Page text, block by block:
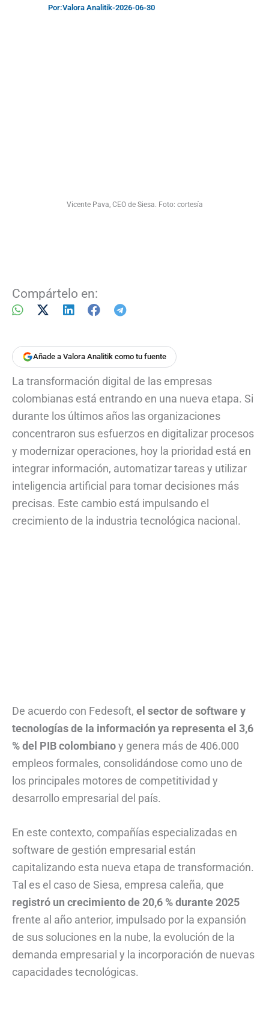
Por:Valora Analitik-2026-06-30
Vicente Pava, CEO de Siesa. Foto: cortesía
Compártelo en:
Añade a Valora Analitik como tu fuente
La transformación digital de las empresas
colombianas está entrando en una nueva etapa. Si
durante los últimos años las organizaciones
concentraron sus esfuerzos en digitalizar procesos
y modernizar operaciones, hoy la prioridad está en
integrar información, automatizar tareas y utilizar
inteligencia artificial para tomar decisiones más
precisas. Este cambio está impulsando el
crecimiento de la industria tecnológica nacional.
De acuerdo con Fedesoft, el sector de software y
tecnologías de la información ya representa el 3,6
% del PIB colombianoy genera más de 406.000
empleos formales, consolidándose como uno de
los principales motores de competitividad y
desarrollo empresarial del país.
En este contexto, compañías especializadas en
software de gestión empresarial están
capitalizando esta nueva etapa de transformación.
Tal es el caso de Siesa, empresa caleña, que
registró un crecimiento de 20,6 % durante 2025
frente al año anterior, impulsado por la expansión
de sus soluciones en la nube, la evolución de la
demanda empresarial y la incorporación de nuevas
capacidades tecnológicas.